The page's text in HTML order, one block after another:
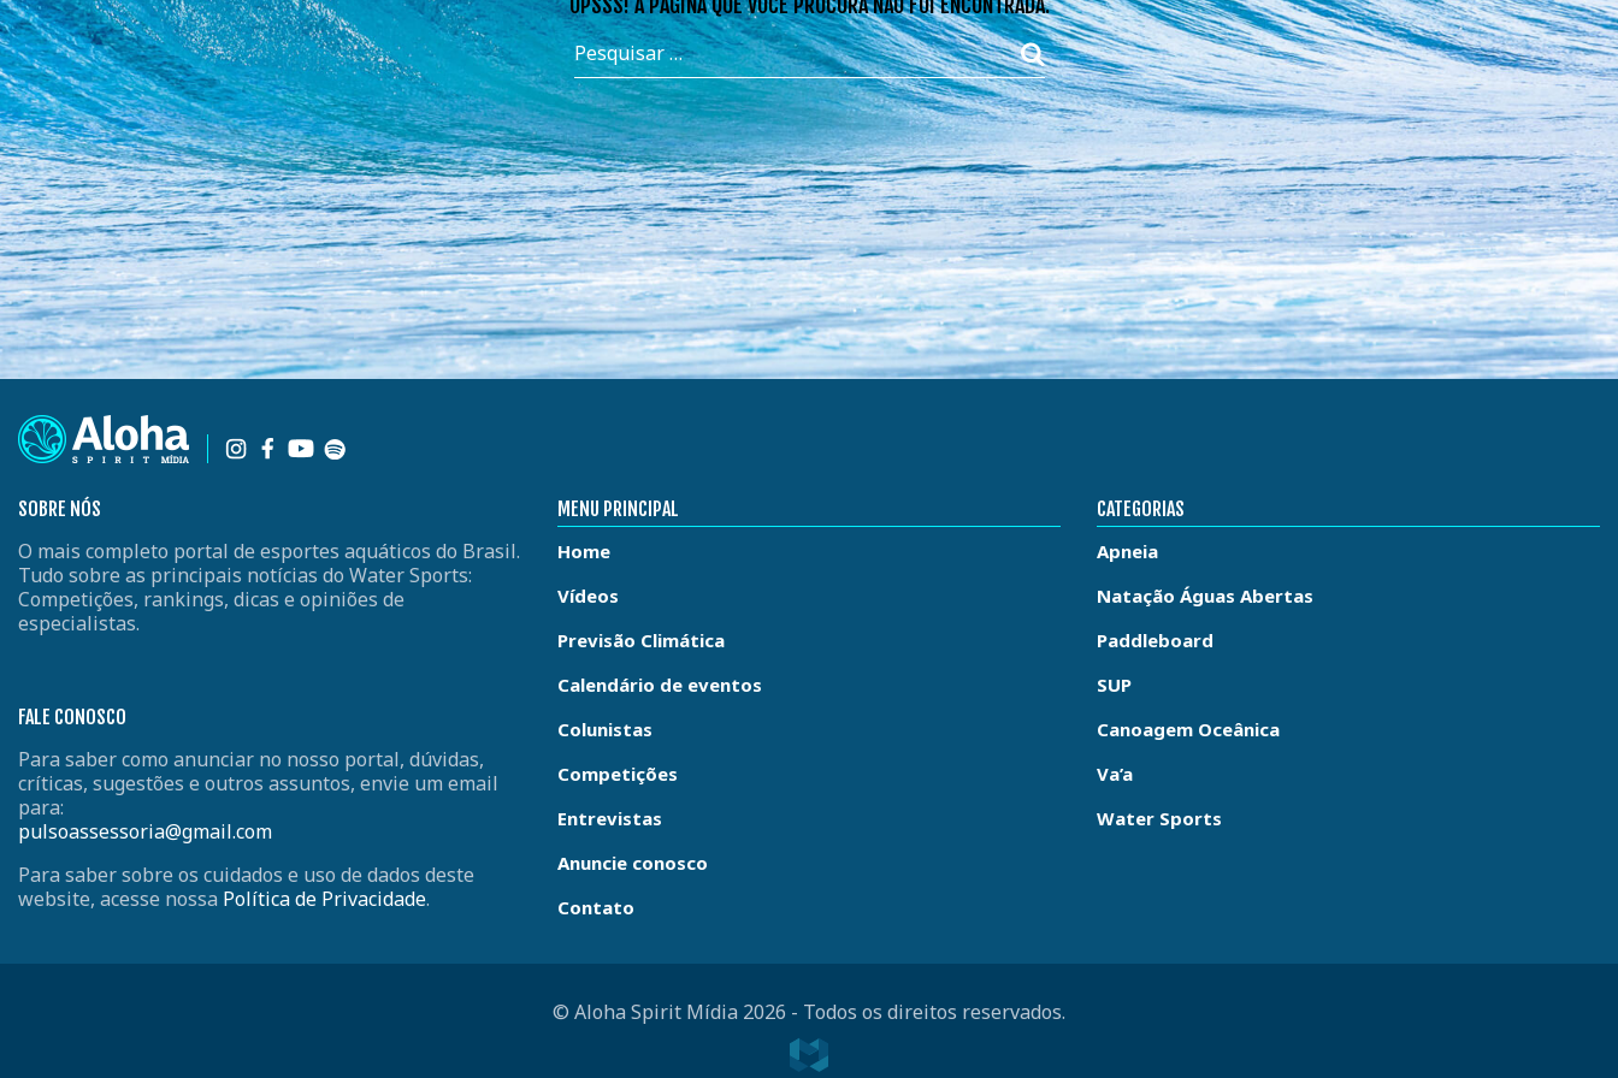
SOBRE NÓS
O mais completo portal de esportes aquáticos do Brasil.
Tudo sobre as principais notícias do Water Sports:
Competições, rankings, dicas e opiniões de
especialistas.
FALE CONOSCO
Para saber como anunciar no nosso portal, dúvidas,
críticas, sugestões e outros assuntos, envie um email
para:
pulsoassessoria@gmail.com
Para saber sobre os cuidados e uso de dados deste
website, acesse nossa Política de Privacidade.
MENU PRINCIPAL
Home
Vídeos
Previsão Climática
Calendário de eventos
Colunistas
Competições
Entrevistas
Anuncie conosco
Contato
CATEGORIAS
Apneia
Natação Águas Abertas
Paddleboard
SUP
Canoagem Oceânica
Va’a
Water Sports
© Aloha Spirit Mídia 2026 - Todos os direitos reservados.